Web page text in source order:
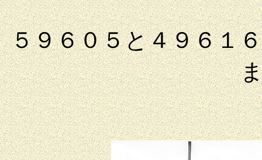
５９６０５と４９６１